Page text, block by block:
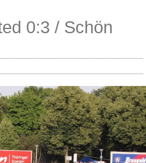
0:3 / Schön